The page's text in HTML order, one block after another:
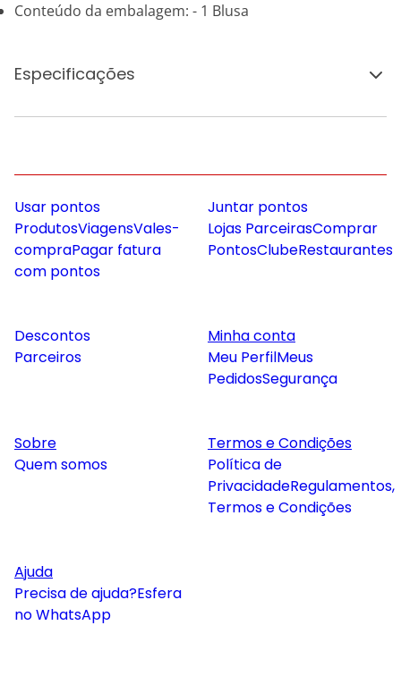
Conteúdo da embalagem: - 1 Blusa
Especificações
Usar pontos
ProdutosViagensVales-
compraPagar fatura
com pontos
Juntar pontos
Lojas ParceirasComprar
PontosClubeRestaurantes
Descontos
Parceiros
Minha conta
Meu PerfilMeus
PedidosSegurança
Sobre
Quem somos
Termos e Condições
Política de
PrivacidadeRegulamentos,
Termos e Condições
Ajuda
Precisa de ajuda?Esfera
no WhatsApp